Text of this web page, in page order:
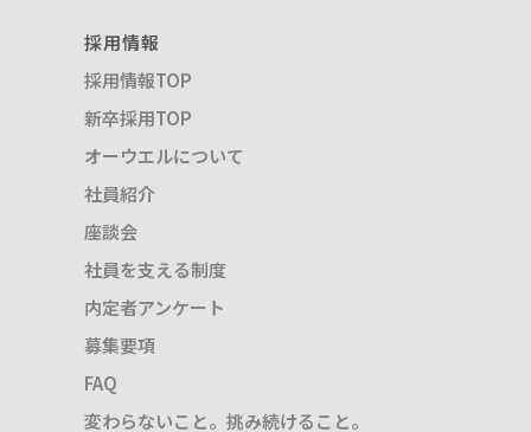
採用情報
採用情報TOP
新卒採用TOP
オーウエルについて
社員紹介
座談会
社員を支える制度
内定者アンケート
募集要項
FAQ
変わらないこと。挑み続けること。